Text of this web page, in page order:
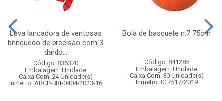
Luva lancadora de ventosas
brinquedo de precisao com 3
dardo...
Código: 836370
Embalagem: Unidade
Caixa Com: 24 Unidade(s)
Inmetro: ABCP-BRI-0404-2023-16
Bola de basquete n.7 75cm
Código: 841285
Embalagem: Unidade
Caixa Com: 30 Unidade(s)
Inmetro: 007517/2019